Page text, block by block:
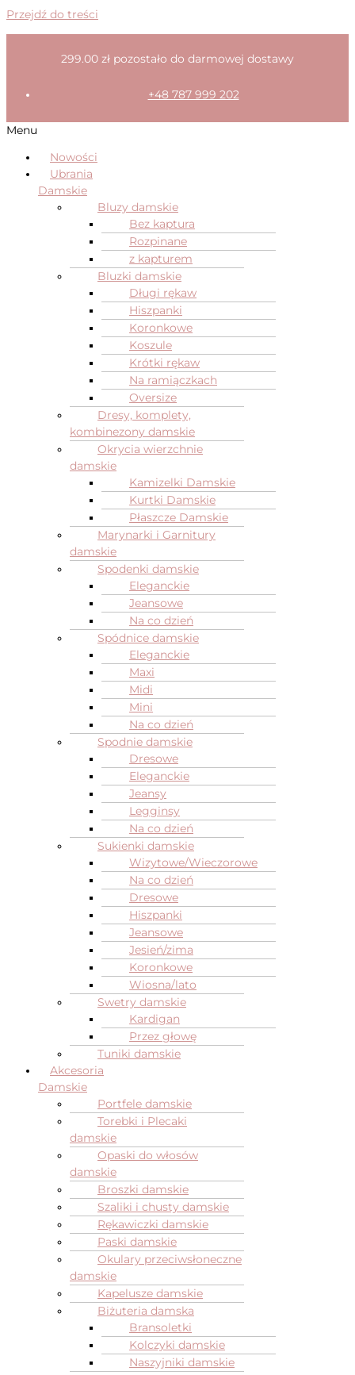
Przejdź do treści
299.00 zł pozostało do darmowej dostawy
+48 787 999 202
Menu
Nowości
Ubrania
Damskie
Bluzy damskie
Bez kaptura
Rozpinane
z kapturem
Bluzki damskie
Długi rękaw
Hiszpanki
Koronkowe
Koszule
Krótki rękaw
Na ramiączkach
Oversize
Dresy, komplety,
kombinezony damskie
Okrycia wierzchnie
damskie
Kamizelki Damskie
Kurtki Damskie
Płaszcze Damskie
Marynarki i Garnitury
damskie
Spodenki damskie
Eleganckie
Jeansowe
Na co dzień
Spódnice damskie
Eleganckie
Maxi
Midi
Mini
Na co dzień
Spodnie damskie
Dresowe
Eleganckie
Jeansy
Legginsy
Na co dzień
Sukienki damskie
Wizytowe/Wieczorowe
Na co dzień
Dresowe
Hiszpanki
Jeansowe
Jesień/zima
Koronkowe
Wiosna/lato
Swetry damskie
Kardigan
Przez głowę
Tuniki damskie
Akcesoria
Damskie
Portfele damskie
Torebki i Plecaki
damskie
Opaski do włosów
damskie
Broszki damskie
Szaliki i chusty damskie
Rękawiczki damskie
Paski damskie
Okulary przeciwsłoneczne
damskie
Kapelusze damskie
Biżuteria damska
Bransoletki
Kolczyki damskie
Naszyjniki damskie